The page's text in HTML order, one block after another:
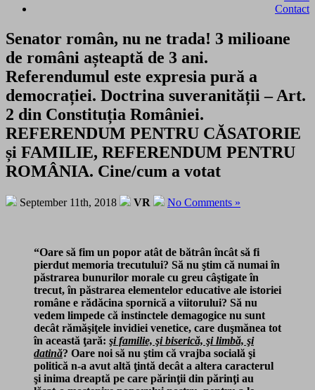
Contact
Senator român, nu ne trada! 3 milioane
de români așteaptă de 3 ani.
Referendumul este expresia pură a
democrației. Doctrina suveranității – Art.
2 din Constituția României.
REFERENDUM PENTRU CĂSATORIE
și FAMILIE, REFERENDUM PENTRU
ROMÂNIA. Cine/cum a votat
September 11th, 2018 VR No Comments »
“Oare să fim un popor atât de bătrân încât să fi
pierdut memoria trecutului? Să nu ştim că numai în
păstrarea bunurilor morale cu greu câştigate în
trecut, în păstrarea elementelor educative ale istoriei
române e rădăcina spornică a viitorului? Să nu
vedem limpede că instinctele demagogice nu sunt
decât rămăşiţele invidiei venetice, care duşmănea tot
în această ţară: şi familie, şi biserică, şi limbă, şi
datină? Oare noi să nu ştim că vrajba socială şi
politică n-a avut altă ţintă decât a altera caracterul
şi inima dreaptă pe care părinţii din părinţi au